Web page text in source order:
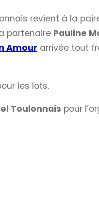
revient à la
partenaire Pauline
Amour arrivée tout
les lots.
Toulonnais pour